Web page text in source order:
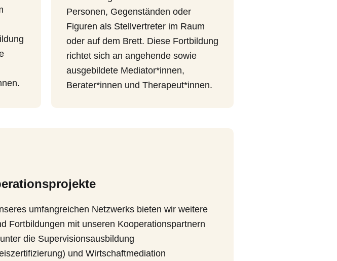
Personen, Gegenständen oder
Figuren als Stellvertreter im Raum
oder auf dem Brett. Diese Fortbildung
richtet sich an angehende sowie
ausgebildete Mediator*innen,
Berater*innen und Therapeut*innen.
umfangreichen Netzwerks bieten wir weitere
Fortbildungen mit unseren Kooperationspartnern
die Supervisionsausbildung
und Wirtschaftmediation